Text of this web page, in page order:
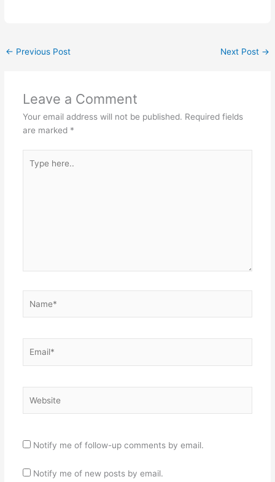
← Previous Post Next Post →
Leave a Comment
Your email address will not be published. Required fields
are marked *
here..
Notify me of follow-up comments by email.
Notify me of new posts by email.